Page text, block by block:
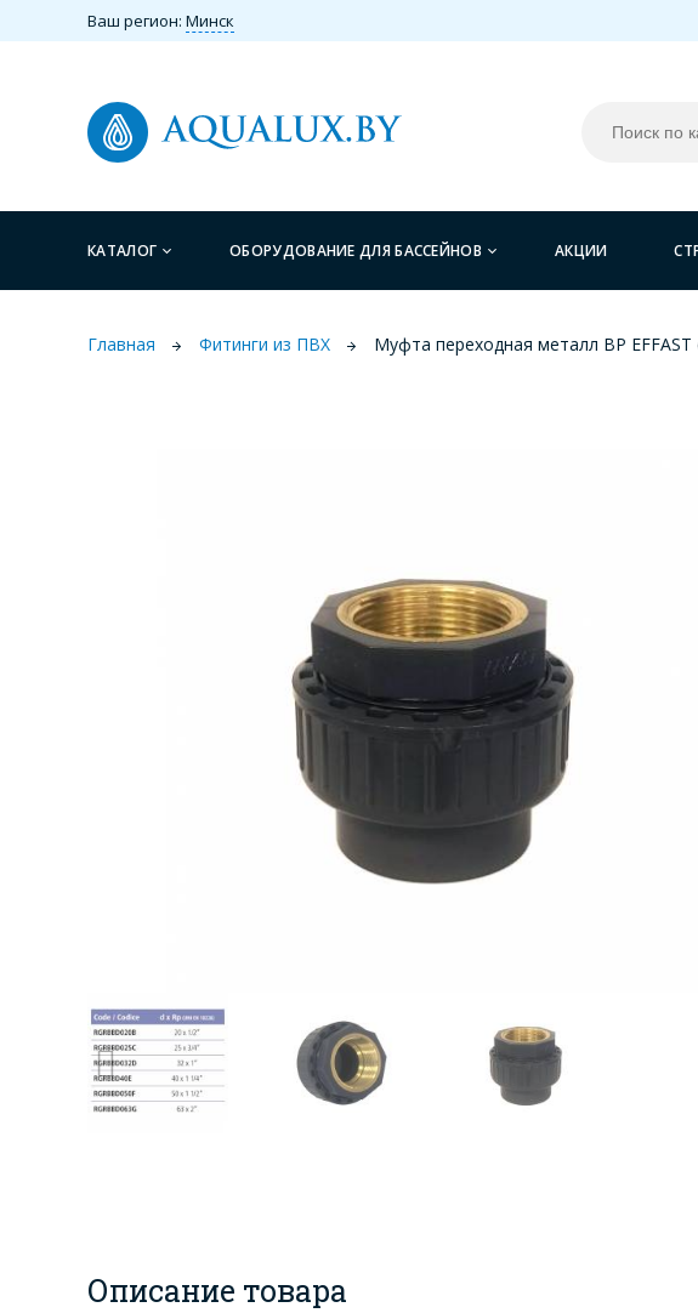
Ваш регион: Минск
КАТАЛОГ ОБОРУДОВАНИЕ ДЛЯ БАССЕЙНОВ АКЦИИ
Главная Фитинги из ПВХ Муфта переходная металл BР EFFAST
Описание товара